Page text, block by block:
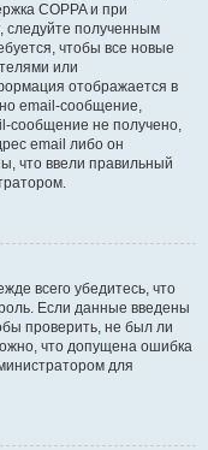
COPPA и при
следуйте полученным
чтобы все новые
или
отображается в
email-сообщение,
сообщение не получено,
email либо он
что ввели правильный
всего убедитесь, что
Если данные введены
проверить, не был ли
что допущена ошибка
для